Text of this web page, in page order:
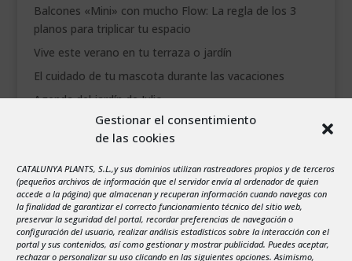
Gestionar el consentimiento
de las cookies
CATALUNYA PLANTS, S.L.,y sus dominios utilizan rastreadores propios y de terceros
(pequeños archivos de información que el servidor envía al ordenador de quien
accede a la página) que almacenan y recuperan información cuando navegas con
la finalidad de garantizar el correcto funcionamiento técnico del sitio web,
preservar la seguridad del portal, recordar preferencias de navegación o
configuración del usuario, realizar análisis estadísticos sobre la interacción con el
portal y sus contenidos, así como gestionar y mostrar publicidad. Puedes aceptar,
rechazar o personalizar su uso clicando en las siguientes opciones. Asimismo,
Balcones «Mini» con mucho Flow: La regla de los 3
planos para triplicar tu espacio
Vive este verano en tu terraza o jardín
El cuidado de tu mascota durante las vacaciones
Agenda del jardín de Julio
agosto 2026
1
2
3
4 5 6 7 8
9
10
11 12 13 14 15
16
17
18 19 20 21 22 23